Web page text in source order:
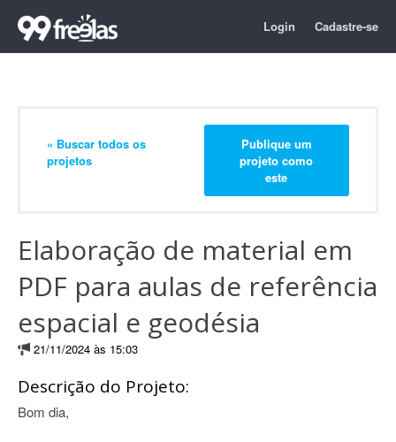
Login Cadastre-se
« Buscar todos os
projetos
Publique um
projeto como
este
Elaboração de material em
PDF para aulas de referência
espacial e geodésia
21/11/2024 às 15:03
Descrição do Projeto:
Bom dia,